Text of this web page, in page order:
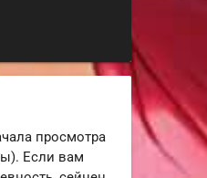
просмотра
Если вам